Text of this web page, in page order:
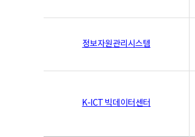
정보자원관리시스템
K-ICT 빅데이터센터